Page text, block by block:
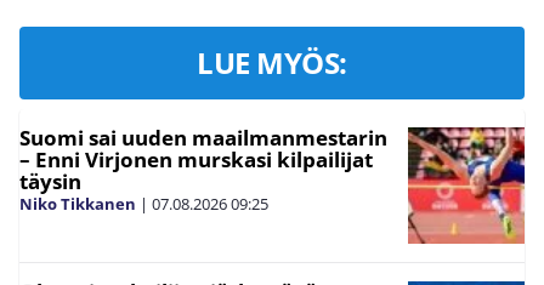
LUE MYÖS:
Suomi sai uuden maailmanmestarin
– Enni Virjonen murskasi kilpailijat
täysin
Niko Tikkanen | 07.08.202609:25